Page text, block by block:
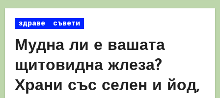
здраве съвети
Мудна ли е вашата
щитовидна жлеза?
Храни със селен и йод,